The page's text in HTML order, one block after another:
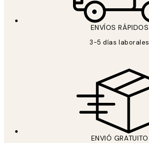
ENVÍOS RÁPIDOS
3-5 días laborales
ENVIÓ GRATUITO